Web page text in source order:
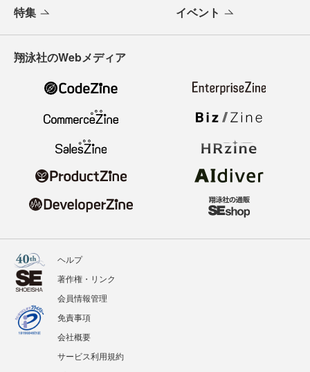
特集 イベント
翔泳社のWebメディア
ヘルプ
著作権・リンク
会員情報管理
免責事項
会社概要
サービス利用規約